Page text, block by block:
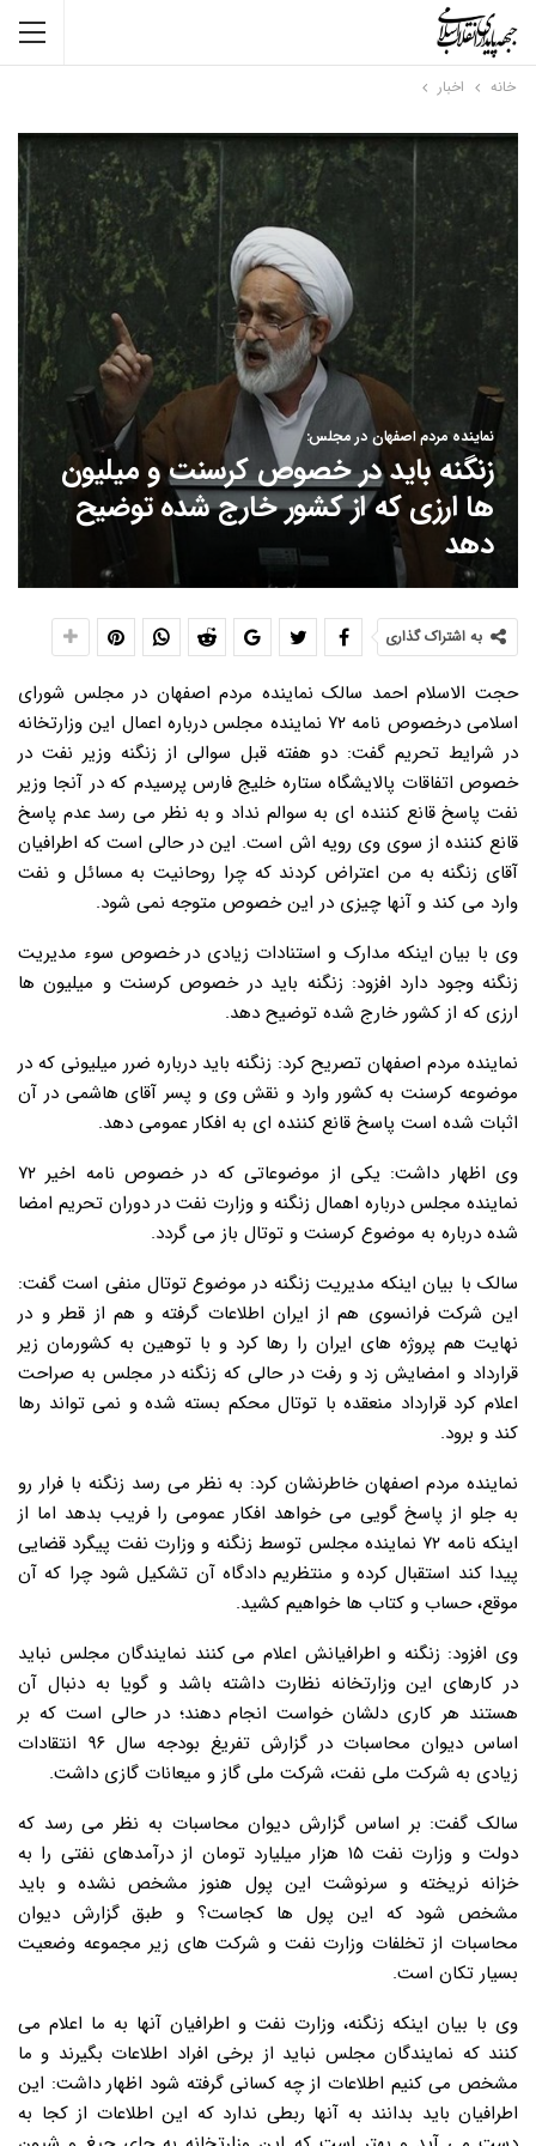
خانه اخبار
نماینده مردم اصفهان در مجلس:
زنگنه باید در خصوص کرسنت و میلیون
ها ارزی که از کشور خارج شده توضیح
دهد
به اشتراک گذاری
حجت الاسلام احمد سالک نماینده مردم اصفهان در مجلس شورای
اسلامی درخصوص نامه ۷۲ نماینده مجلس درباره اعمال این وزارتخانه
در شرایط تحریم گفت: دو هفته قبل سوالی از زنگنه وزیر نفت در
خصوص اتفاقات پالایشگاه ستاره خلیج فارس پرسیدم که در آنجا وزیر
نفت پاسخ قانع کننده ای به سوالم نداد و به نظر می رسد عدم پاسخ
قانع کننده از سوی وی رویه اش است. این در حالی است که اطرافیان
آقای زنگنه به من اعتراض کردند که چرا روحانیت به مسائل و نفت
وارد می کند و آنها چیزی در این خصوص متوجه نمی شود.
وی با بیان اینکه مدارک و استنادات زیادی در خصوص سوء مدیریت
زنگنه وجود دارد افزود: زنگنه باید در خصوص کرسنت و میلیون ها
ارزی که از کشور خارج شده توضیح دهد.
نماینده مردم اصفهان تصریح کرد: زنگنه باید درباره ضرر میلیونی که در
موضوعه کرسنت به کشور وارد و نقش وی و پسر آقای هاشمی در آن
اثبات شده است پاسخ قانع کننده ای به افکار عمومی دهد.
وی اظهار داشت: یکی از موضوعاتی که در خصوص نامه اخیر ۷۲
نماینده مجلس درباره اهمال زنگنه و وزارت نفت در دوران تحریم امضا
شده درباره به موضوع کرسنت و توتال باز می گردد.
سالک با بیان اینکه مدیریت زنگنه در موضوع توتال منفی است گفت:
این شرکت فرانسوی هم از ایران اطلاعات گرفته و هم از قطر و در
نهایت هم پروژه های ایران را رها کرد و با توهین به کشورمان زیر
قرارداد و امضایش زد و رفت در حالی که زنگنه در مجلس به صراحت
اعلام کرد قرارداد منعقده با توتال محکم بسته شده و نمی تواند رها
کند و برود.
نماینده مردم اصفهان خاطرنشان کرد: به نظر می رسد زنگنه با فرار رو
به جلو از پاسخ گویی می خواهد افکار عمومی را فریب بدهد اما از
اینکه نامه ۷۲ نماینده مجلس توسط زنگنه و وزارت نفت پیگرد قضایی
پیدا کند استقبال کرده و منتظریم دادگاه آن تشکیل شود چرا که آن
موقع، حساب و کتاب ها خواهیم کشید.
وی افزود: زنگنه و اطرافیانش اعلام می کنند نمایندگان مجلس نباید
در کارهای این وزارتخانه نظارت داشته باشد و گویا به دنبال آن
هستند هر کاری دلشان خواست انجام دهند؛ در حالی است که بر
اساس دیوان محاسبات در گزارش تفریغ بودجه سال ۹۶ انتقادات
زیادی به شرکت ملی نفت، شرکت ملی گاز و میعانات گازی داشت.
سالک گفت: بر اساس گزارش دیوان محاسبات به نظر می رسد که
دولت و وزارت نفت ۱۵ هزار میلیارد تومان از درآمدهای نفتی را به
خزانه نریخته و سرنوشت این پول هنوز مشخص نشده و باید
مشخص شود که این پول ها کجاست؟ و طبق گزارش دیوان
محاسبات از تخلفات وزارت نفت و شرکت های زیر مجموعه وضعیت
بسیار تکان است.
وی با بیان اینکه زنگنه، وزارت نفت و اطرافیان آنها به ما اعلام می
کنند که نمایندگان مجلس نباید از برخی افراد اطلاعات بگیرند و ما
مشخص می کنیم اطلاعات از چه کسانی گرفته شود اظهار داشت: این
اطرافیان باید بدانند به آنها ربطی ندارد که این اطلاعات از کجا به